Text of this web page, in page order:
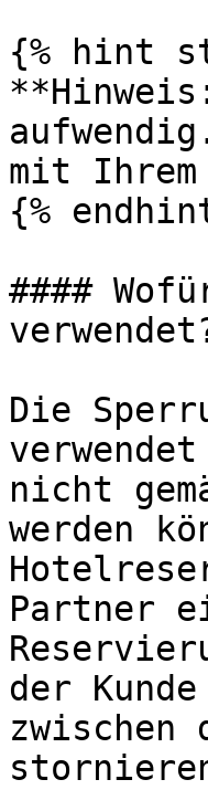
{% hint
mit Ihrem
{%
####
Die
nicht
werden
Partner
der
zwischen